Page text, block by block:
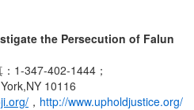
the Persecution of Falun
1-347-402-1444；
10116
， http://www.upholdjustice.org/